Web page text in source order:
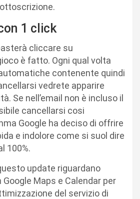
1 click
cliccare su
è fatto. Ogni qual volta
contenente quindi
vedrete apparire
Se nell’email non è incluso il
cancellarsi cosi
Google ha deciso di offrire
e indolore come si suol dire
100%.
update riguardano
Google Maps e Calendar per
del servizio di